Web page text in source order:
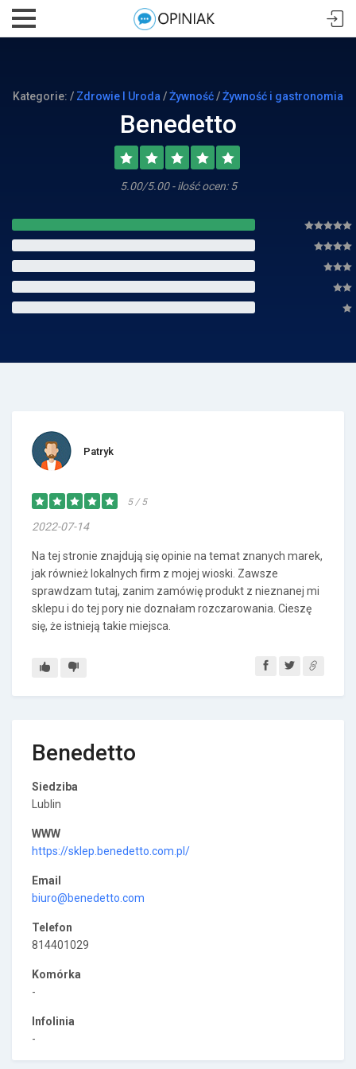
Kategorie: / Zdrowie I Uroda /Żywność/Żywność i gastronomia
Benedetto
5.00/5.00 - ilość ocen: 5
Patryk
5 / 5
2022-07-14
Na tej stronie znajdują się opinie na temat znanych marek,
jak również lokalnych firm z mojej wioski. Zawsze
sprawdzam tutaj, zanim zamówię produkt z nieznanej mi
sklepu i do tej pory nie doznałam rozczarowania. Cieszę
się, że istnieją takie miejsca.
Benedetto
Siedziba
Lublin
WWW
https://sklep.benedetto.com.pl/
Email
biuro@benedetto.com
Telefon
814401029
Komórka
-
Infolinia
-